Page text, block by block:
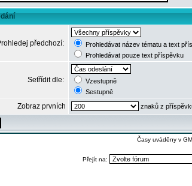
předchozí:
Prohledávat název tématu a text
Prohledávat pouze text příspěvku
Setřídit dle:
Vzestupně
Sestupně
Zobraz prvních znaků z
Časy uváděny v
Přejít na: